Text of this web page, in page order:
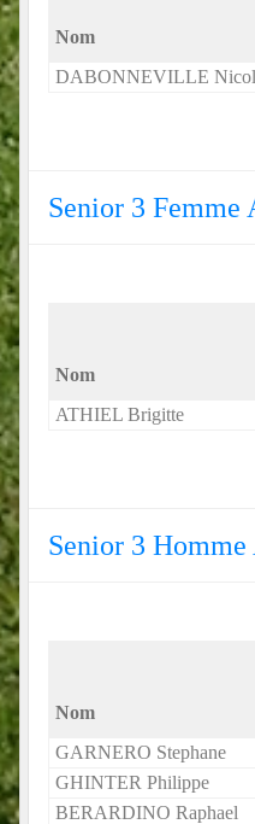
Nom
DABONNEVILLE
Senior 3 Femme
Nom
ATHIEL Brigitte
Senior 3
Nom
GARNERO Stephane
GHINTER Philippe
BERARDINO Raphael